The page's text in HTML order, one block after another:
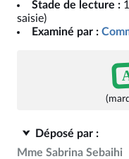
Stade de lecture :
saisie)
Examiné par :
Déposé par :
Mme Sabrina Sebaihi